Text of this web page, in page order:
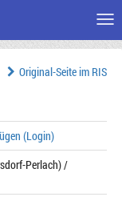
Original-Seite im RIS
(Login)
Perlach) /